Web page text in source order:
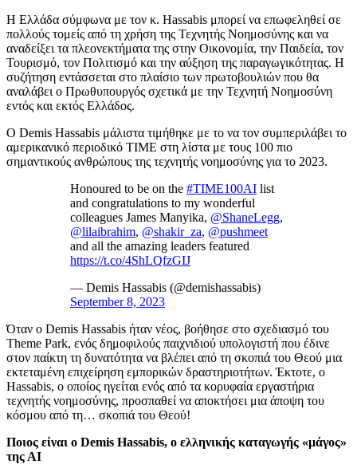
Η Ελλάδα σύμφωνα με τον κ. Hassabis μπορεί να επωφεληθεί σε
πολλούς τομείς από τη χρήση της Τεχνητής Νοημοσύνης και να
αναδείξει τα πλεονεκτήματα της στην Οικονομία, την Παιδεία, τον
Τουρισμό, τον Πολιτισμό και την αύξηση της παραγωγικότητας. Η
συζήτηση εντάσσεται στο πλαίσιο των πρωτοβουλιών που θα
αναλάβει ο Πρωθυπουργός σχετικά με την Τεχνητή Νοημοσύνη
εντός και εκτός Ελλάδος.
Ο Demis Hassabis μάλιστα τιμήθηκε με το να τον συμπεριλάβει το
αμερικανικό περιοδικό ΤΙΜΕ στη λίστα με τους 100 πιο
σημαντικούς ανθρώπους της τεχνητής νοημοσύνης για το 2023.
Honoured to be on the #TIME100AI list
and congratulations to my wonderful
colleagues James Manyika, @ShaneLegg,
@lilaibrahim, @shakir_za, @pushmeet
and all the amazing leaders featured
https://t.co/4ShLQfzGIJ
— Demis Hassabis (@demishassabis)
September 8, 2023
Όταν ο Demis Hassabis ήταν νέος, βοήθησε στο σχεδιασμό του
Theme Park, ενός δημοφιλούς παιχνιδιού υπολογιστή που έδινε
στον παίκτη τη δυνατότητα να βλέπει από τη σκοπιά του Θεού μια
εκτεταμένη επιχείρηση εμπορικών δραστηριοτήτων. Έκτοτε, ο
Hassabis, ο οποίος ηγείται ενός από τα κορυφαία εργαστήρια
τεχνητής νοημοσύνης, προσπαθεί να αποκτήσει μια άποψη του
κόσμου από τη… σκοπιά του Θεού!
Ποιος είναι ο Demis Hassabis, ο ελληνικής καταγωγής «μάγος»
της ΑΙ